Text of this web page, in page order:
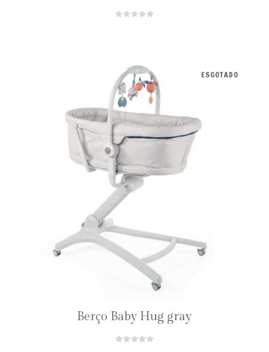
ESGOTADO
Berço Baby Hug gray